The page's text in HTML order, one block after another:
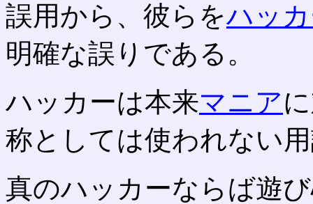
誤用から、彼らをハッ
明確な誤りである。
ハッカーは本来マニア
称としては使われない
真のハッカーならば遊